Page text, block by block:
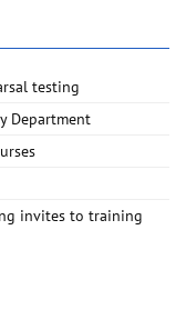
testing
Department
invites to training